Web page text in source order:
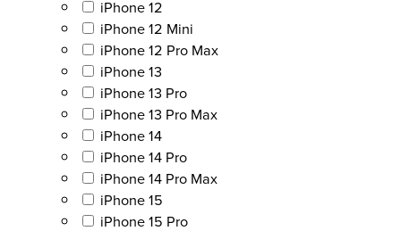
iPhone 12
iPhone 12 Mini
iPhone 12 Pro Max
iPhone 13
iPhone 13 Pro
iPhone 13 Pro Max
iPhone 14
iPhone 14 Pro
iPhone 14 Pro Max
iPhone 15
iPhone 15 Pro